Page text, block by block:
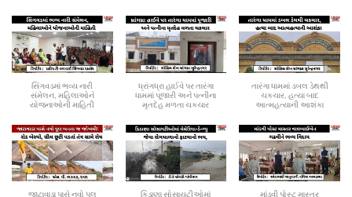
સિંગવડમાં ભવ્ય નારી
સંમેલન, મહિલાઓને
યોજનાઓની માહિતી
ધ્રાંગધ્રા હાઈવે પર તારંગા
ધામમાં પૂજારી અને પત્નીના
મૃતદેહ મળતા ચકચાર
તારંગા ધામમાં ડબલ ડેથથી
ચકચાર, હત્યા બાદ
આત્મહત્યાની આશંકા
જાટાવાડા પાસે નવો પૂલ
કિડાણા સોસાયટીઓમાં
માંડવી પોસ્ટ માસ્તર